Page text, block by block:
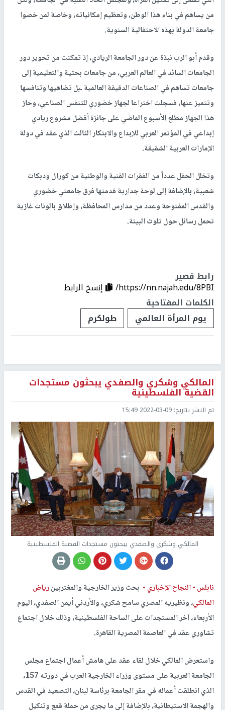
من يساهم في بناء هذا الوطن، وتعظيم إمكانياته، وخاصة لمن خصوا
جامعة الدولة بهذه الاحتفالية السنوية.
وقدم أبو الرب نبذة عن دور الجامعة الريادي، إذ تمكنت من تحوير دور
الجامعات السائد في العالم العربي، من جامعات بحثية والتعليمية إلى
جامعات تساهم في الصناعات الدقيقة العالمية ـبل تضاهيها وتنافسها
وتتميز عنها، فسجلت اختراعا لجهاز خضوري للتنفس الصناعي، وحاز
هذا الجهاز مطلع الأسبوع الماضي على جائزة أفضل مشروع ريادي
إبداعي في المؤتمر العربي للإبداع والابتكار الثالث الذي عقد في دولة
الإمارات العربية الشقيقة.
وتخلل الحفل عدداً من الفقرات الفنية والوطنية من كورال ودبكات
شعبية، بالإضافة إلى لوحة جدارية قدمتها فرق جامعتي خضوري
والقدس المفتوحة وعدد من مدارس المحافظة، وإطلاق بالونات غازية
تحمل رسائل حول تلوث البيئة.
رابط قصير
https://nn.najah.edu/8PBI/
إنسخ الرابط
الكلمات المفتاحية
يوم المرأة العالمي
طولكرم
المالكي وشكري والصفدي يبحثون مستجدات
القضية الفلسطينية
تم النشر بتاريخ: 2022-03-09 15:49
المالكي وشكري والصفدي يبحثون مستجدات القضية الفلسطينية
نابلس -النجاح الإخباري - بحث وزير الخارجية والمغتربينرياض
المالكي، ونظيريه المصري سامح شكري، والأردني أيمن الصفدي، اليوم
الأربعاء، آخر المستجدات على الساحة الفلسطينية، وذلك خلال اجتماع
تشاوري عقد في العاصمة المصرية القاهرة.
واستعرض المالكي خلال لقاء عقد على هامش أعمال اجتماع مجلس
الجامعة العربية على مستوى وزراء الخارجية العرب في دورته 157،
الذي انطلقت أعماله في مقر الجامعة برئاسة لبنان، التصعيد في القدس
والهجمة الاستيطانية، بالإضافة إلى ما يجري من حملة قمع وتنكيل